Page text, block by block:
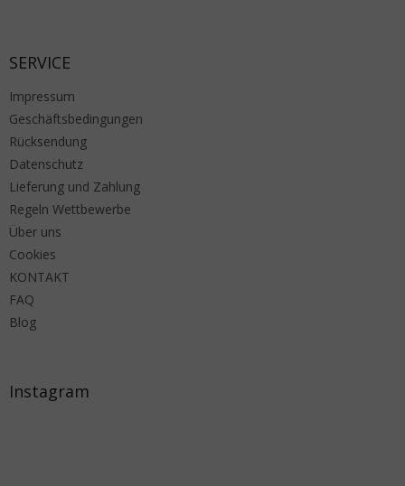
SERVICE
Impressum
Geschäftsbedingungen
Rücksendung
Datenschutz
Lieferung und Zahlung
Regeln Wettbewerbe
Über uns
Cookies
KONTAKT
FAQ
Blog
Instagram